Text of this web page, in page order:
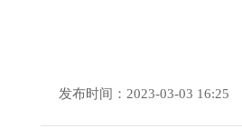
发布时间：2023-03-03 16:25